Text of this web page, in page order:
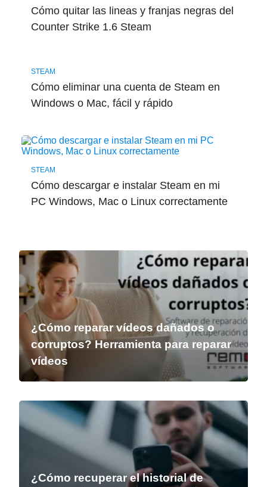
Cómo quitar las lineas y franjas negras del
Counter Strike 1.6 Steam
STEAM
Cómo eliminar una cuenta de Steam en
Windows o Mac, fácil y rápido
STEAM
Cómo descargar e instalar Steam en mi
PC Windows, Mac o Linux correctamente
¿Cómo reparar vídeos dañados o
corruptos? Herramienta para reparar
vídeos
¿Cómo recuperar el historial de